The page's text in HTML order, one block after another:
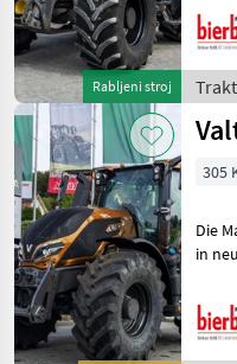
Fendt
New Holland
Steyr
Claas
Prikaži
vse
(48)
MODEL
Rabljeni stroj
und
305
Die
in
und